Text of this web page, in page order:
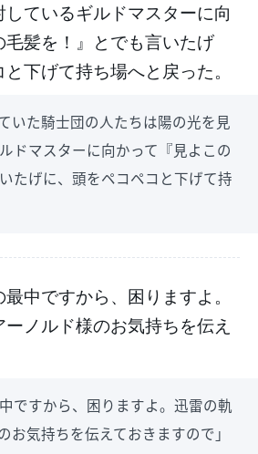
ているギルドマスターに向
髪を！』とでも言いたげ
下げて持ち場へと戻った。
いた騎士団の人たちは陽の光を見
ドマスターに向かって『見よこの
たげに、頭をペコペコと下げて持
最中ですから、困りますよ。
ノルド様のお気持ちを伝え
ですから、困りますよ。迅雷の軌
お気持ちを伝えておきますので」